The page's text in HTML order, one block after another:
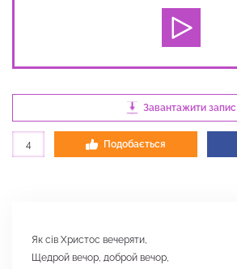
Завантажити запис
4 Подобається
Як сів Христос вечеряти,
Щедрой вечор, доброй вечор,